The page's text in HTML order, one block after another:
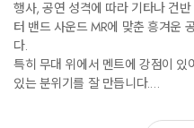
행사, 공연 성격에 따라 기타나 건
터 밴드 사운드 MR에 맞춘 흥겨운
다.
특히 무대 위에서 멘트에 강점이
있는 분위기를 잘 만듭니다.